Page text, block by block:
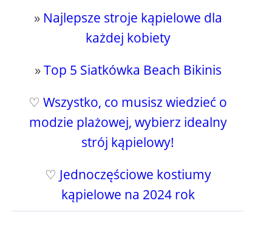
» Najlepsze stroje kąpielowe dla
każdej kobiety
»Top 5 Siatkówka Beach Bikinis
♡Wszystko, co musisz wiedzieć o
modzie plażowej, wybierz idealny
strój kąpielowy!
♡ Jednoczęściowe kostiumy
kąpielowe na 2024 rok